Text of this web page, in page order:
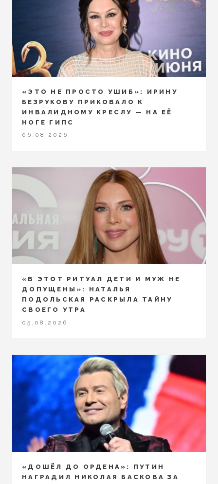
«ЭТО НЕ ПРОСТО УШИБ»: ИРИНУ
БЕЗРУКОВУ ПРИКОВАЛО К
ИНВАЛИДНОМУ КРЕСЛУ — НА ЕЁ
НОГЕ ГИПС
06.08.2026
«В ЭТОТ РИТУАЛ ДЕТИ И МУЖ НЕ
ДОПУЩЕНЫ»: НАТАЛЬЯ
ПОДОЛЬСКАЯ РАСКРЫЛА ТАЙНУ
СВОЕГО УТРА
05.08.2026
«ДОШЁЛ ДО ОРДЕНА»: ПУТИН
НАГРАДИЛ НИКОЛАЯ БАСКОВА ЗА